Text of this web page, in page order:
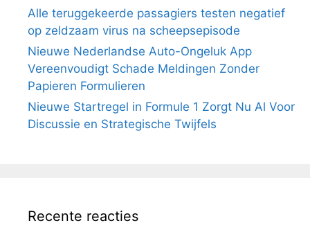
Alle teruggekeerde passagiers testen negatief
op zeldzaam virus na scheepsepisode
Nieuwe Nederlandse Auto-Ongeluk App
Vereenvoudigt Schade Meldingen Zonder
Papieren Formulieren
Nieuwe Startregel in Formule 1 Zorgt Nu Al Voor
Discussie en Strategische Twijfels
Recente reacties